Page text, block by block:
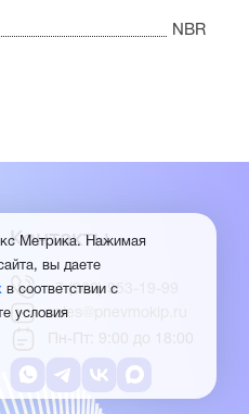
NBR
Контакты
+7 (960) 953-19-99
sales@pnevmokip.ru
Пн-Пт: 9:00 до 18:00
Метрика. Нажимая
вы даете
в соответствии с
условия